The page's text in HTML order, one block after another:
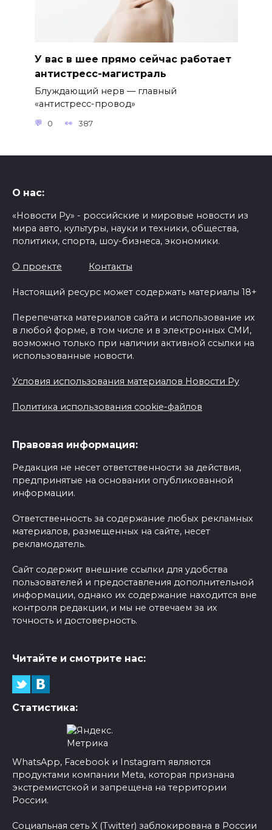
У вас в шее прямо сейчас работает
антистресс-магистраль
Блуждающий нерв — главный
«антистресс-провод»
0 387
О нас:
«Новости Ру» - российские и мировые новости из
мира авто, культуры, науки и техники, общества,
политики, спорта, шоу-бизнеса, экономики.
О проекте Контакты
Настоящий ресурс может содержать материалы 18+
Перепечатка материалов сайта и использование их
в любой форме, в том числе и в электронных СМИ,
возможно только при наличии активной ссылки на
использованные новости.
Условия использования материалов Новости Ру
Политика использования cookie-файлов
Правовая информация:
Редакция не несет ответственности за действия,
предпринятые на основании опубликованной
информации.
Ответственность за содержание любых рекламных
материалов, размещенных на сайте, несет
рекламодатель.
Сайт содержит внешние ссылки для удобства
пользователей и предоставления дополнительной
информации, однако их содержание находится вне
контроля редакции, и мы не отвечаем за их
точность и достоверность.
Читайте и смотрите нас:
Статистика:
WhatsApp, Facebook и Instagram являются
продуктами компании Meta, которая признана
экстремистской и запрещена на территории
России.
Социальная сеть X (Twitter) заблокирована в России